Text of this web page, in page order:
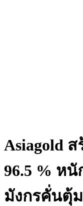
Asiagold
96.5 % หนั
มังกรคั่นตุ้ม